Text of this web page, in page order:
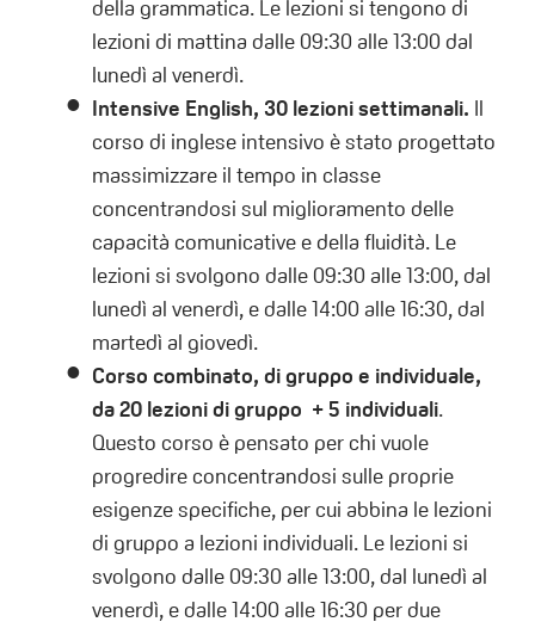
della grammatica. Le lezioni si tengono di
lezioni di mattina dalle 09:30 alle 13:00 dal
lunedì al venerdì.
Intensive English, 30 lezioni settimanali. Il
corso di inglese intensivo è stato progettato
massimizzare il tempo in classe
concentrandosi sul miglioramento delle
capacità comunicative e della fluidità. Le
lezioni si svolgono dalle 09:30 alle 13:00, dal
lunedì al venerdì, e dalle 14:00 alle 16:30, dal
martedì al giovedì.
Corso combinato, di gruppo e individuale,
da 20 lezioni di gruppo + 5 individuali.
Questo corso è pensato per chi vuole
progredire concentrandosi sulle proprie
esigenze specifiche, per cui abbina le lezioni
di gruppo a lezioni individuali. Le lezioni si
svolgono dalle 09:30 alle 13:00, dal lunedì al
venerdì, e dalle 14:00 alle 16:30 per due